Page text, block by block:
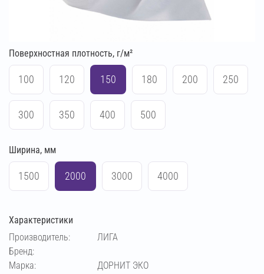
Поверхностная плотность, г/м²
100 120 150 180 200 250
300 350 400 500
Ширина, мм
1500 2000 3000 4000
Характеристики
Производитель:
ЛИГА
Бренд:
Марка:
ДОРНИТ ЭКО